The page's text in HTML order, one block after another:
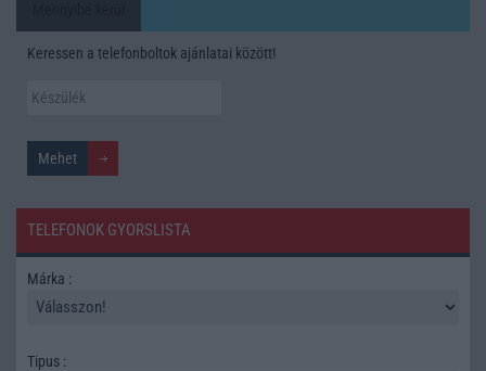
Keressen a telefonboltok ajánlatai között!
TELEFONOK GYORSLISTA
Márka :
Tipus :